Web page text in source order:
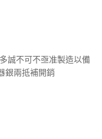
誠不可不亟准製造以備
銀兩抵補開銷